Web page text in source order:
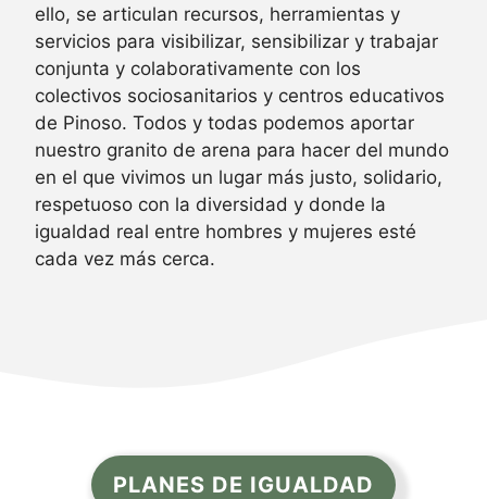
ello, se articulan recursos, herramientas y
servicios para visibilizar, sensibilizar y trabajar
conjunta y colaborativamente con los
colectivos sociosanitarios y centros educativos
de Pinoso. Todos y todas podemos aportar
nuestro granito de arena para hacer del mundo
en el que vivimos un lugar más justo, solidario,
respetuoso con la diversidad y donde la
igualdad real entre hombres y mujeres esté
cada vez más cerca.
PLANES DE IGUALDAD